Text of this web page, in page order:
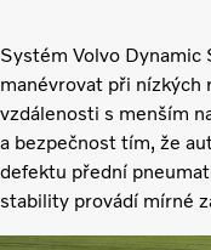
Systém Volvo
manévrovat při nízkých
vzdálenosti s menším
a bezpečnost tím, že
defektu přední
stability provádí mírné